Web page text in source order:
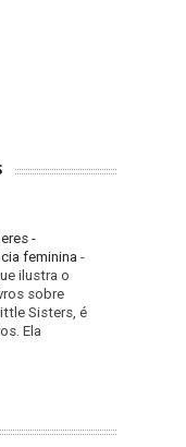
-
feminina -
ilustra o
sobre
Sisters, é
Ela